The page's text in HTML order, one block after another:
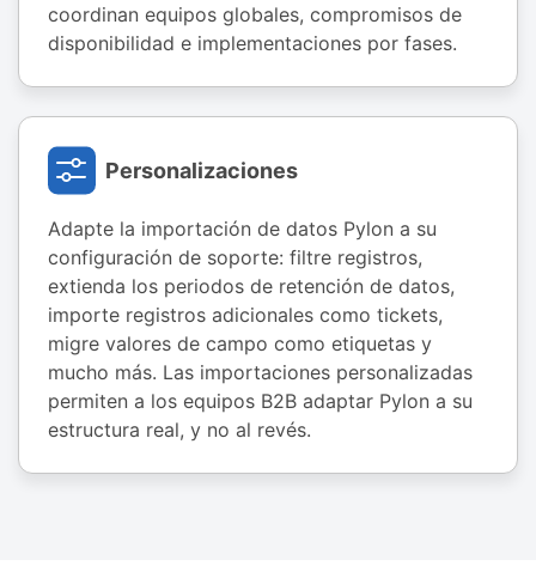
coordinan equipos globales, compromisos de
disponibilidad e implementaciones por fases.
Personalizaciones
Adapte la importación de datos Pylon a su
configuración de soporte: filtre registros,
extienda los periodos de retención de datos,
importe registros adicionales como tickets,
migre valores de campo como etiquetas y
mucho más. Las importaciones personalizadas
permiten a los equipos B2B adaptar Pylon a su
estructura real, y no al revés.